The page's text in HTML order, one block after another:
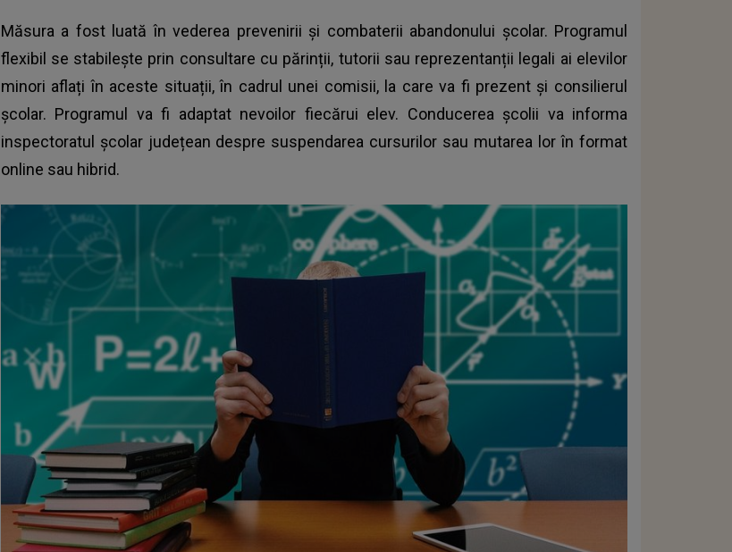
Măsura a fost luată în vederea prevenirii și combaterii abandonului școlar. Programul
flexibil se stabilește prin consultare cu părinții, tutorii sau reprezentanții legali ai elevilor
minori aflați în aceste situații, în cadrul unei comisii, la care va fi prezent și consilierul
școlar. Programul va fi adaptat nevoilor fiecărui elev. Conducerea școlii va informa
inspectoratul școlar județean despre suspendarea cursurilor sau mutarea lor în format
online sau hibrid.